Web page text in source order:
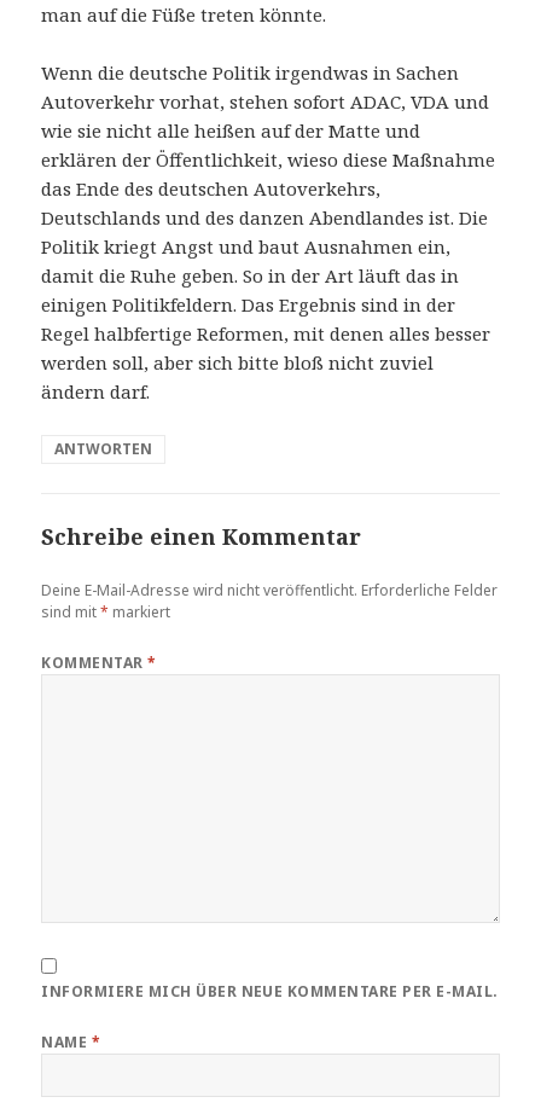
man auf die Füße treten könnte.
Wenn die deutsche Politik irgendwas in Sachen
Autoverkehr vorhat, stehen sofort ADAC, VDA und
wie sie nicht alle heißen auf der Matte und
erklären der Öffentlichkeit, wieso diese Maßnahme
das Ende des deutschen Autoverkehrs,
Deutschlands und des danzen Abendlandes ist. Die
Politik kriegt Angst und baut Ausnahmen ein,
damit die Ruhe geben. So in der Art läuft das in
einigen Politikfeldern. Das Ergebnis sind in der
Regel halbfertige Reformen, mit denen alles besser
werden soll, aber sich bitte bloß nicht zuviel
ändern darf.
ANTWORTEN
Schreibe einen Kommentar
Deine E-Mail-Adresse wird nicht veröffentlicht. Erforderliche Felder
sind mit* markiert
KOMMENTAR*
INFORMIERE MICH ÜBER NEUE KOMMENTARE PER E-MAIL.
NAME *